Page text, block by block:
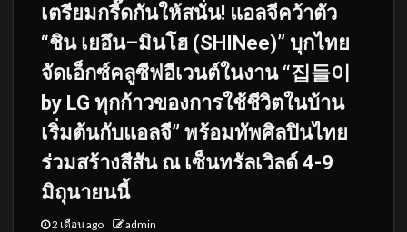
เตรียมกรี๊ดกันให้สนั่น! แอลจีคว้าตัว
“ชิน เยอึน–มินโฮ (SHINee)” บุกไทย
จัดเอ็กซ์คลูซีฟอีเวนต์ในงาน “집들이
by LG ทุกก้าวของการใช้ชีวิตในบ้าน
เริ่มต้นกับแอลจี” พร้อมทัพศิลปินไทย
ร่วมสร้างสีสัน ณ เซ็นทรัลเวิลด์ 4-9
มิถุนายนนี้
2 เดือน ago admin